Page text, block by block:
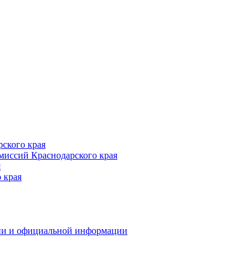
края
Краснодарского края
края
и официальной информации